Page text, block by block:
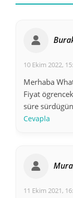
10 Ekim 2022,
Merhaba
Fiyat
süre
Cevapla
11 Ekim 2021,